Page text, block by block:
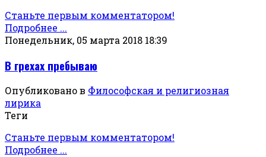
Станьте первым комментатором!
Подробнее ...
Понедельник, 05 марта 2018 18:39
В грехах пребываю
Опубликовано в Философская и религиозная
лирика
Теги
Станьте первым комментатором!
Подробнее ...